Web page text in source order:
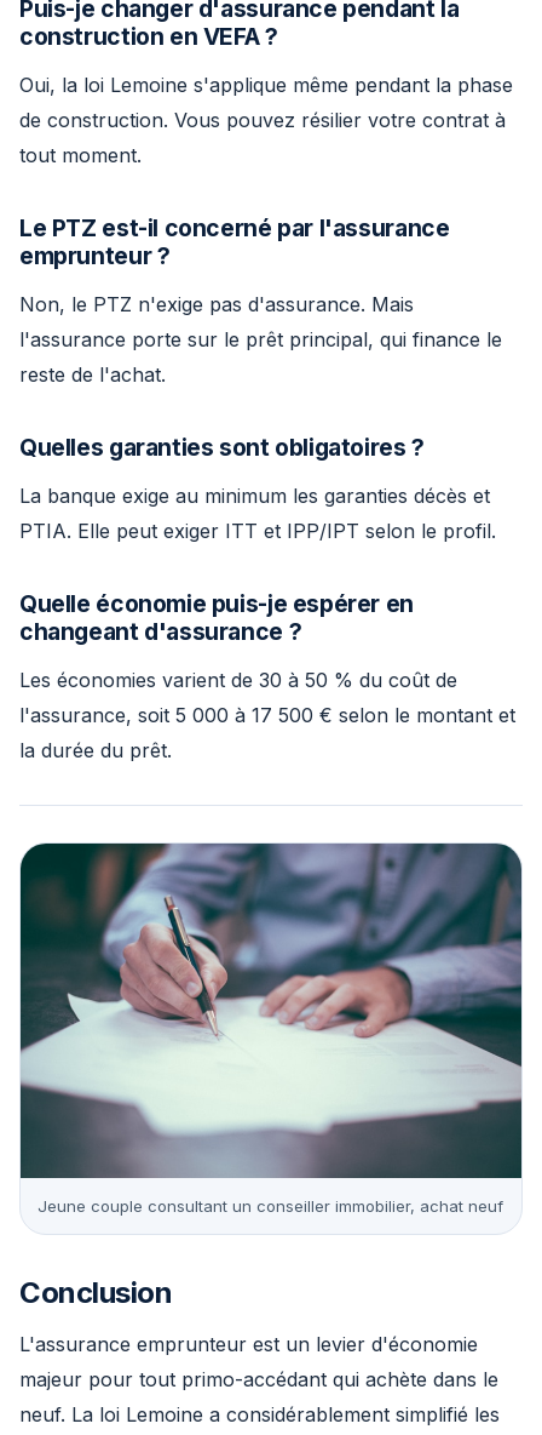
Puis-je changer d'assurance pendant la
construction en VEFA ?
Oui, la loi Lemoine s'applique même pendant la phase
de construction. Vous pouvez résilier votre contrat à
tout moment.
Le PTZ est-il concerné par l'assurance
emprunteur ?
Non, le PTZ n'exige pas d'assurance. Mais
l'assurance porte sur le prêt principal, qui finance le
reste de l'achat.
Quelles garanties sont obligatoires ?
La banque exige au minimum les garanties décès et
PTIA. Elle peut exiger ITT et IPP/IPT selon le profil.
Quelle économie puis-je espérer en
changeant d'assurance ?
Les économies varient de 30 à 50 % du coût de
l'assurance, soit 5 000 à 17 500 € selon le montant et
la durée du prêt.
Jeune couple consultant un conseiller immobilier, achat neuf
Conclusion
L'assurance emprunteur est un levier d'économie
majeur pour tout primo-accédant qui achète dans le
neuf. La loi Lemoine a considérablement simplifié les